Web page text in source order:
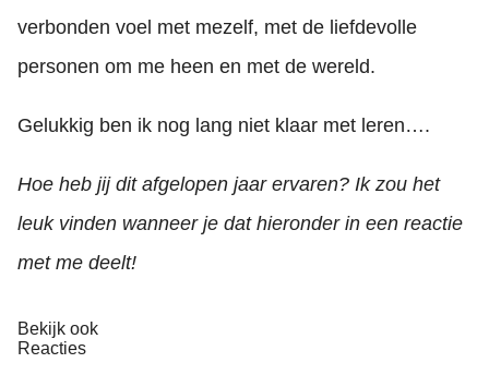
verbonden voel met mezelf, met de liefdevolle
personen om me heen en met de wereld.
Gelukkig ben ik nog lang niet klaar met leren….
Hoe heb jij dit afgelopen jaar ervaren? Ik zou het
leuk vinden wanneer je dat hieronder in een reactie
met me deelt!
Bekijk ook
Reacties